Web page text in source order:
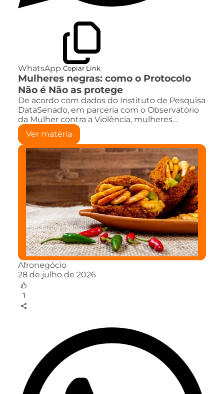
WhatsApp Copiar Link
Mulheres negras: como o Protocolo
Não é Não as protege
De acordo com dados do Instituto de Pesquisa
DataSenado, em parceria com o Observatório
da Mulher contra a Violência, mulheres…
Ver matéria
Afronegócio
28 de julho de 2026
1